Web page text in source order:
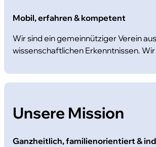
Mobil, erfahren & kompetent
Wir sind ein gemeinnütziger Verein
wissenschaftlichen Erkenntnissen.
Unsere Mission
Ganzheitlich, familienorientiert &